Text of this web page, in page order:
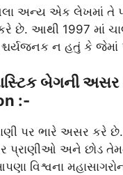
અન્ય એક લેખમાં તે
છે. આથી 1997 માં
ન હતું કે જેમાં
બેગની
:-
પર ભારે અસર કરે છે.
અને છોડ
વિશ્વના